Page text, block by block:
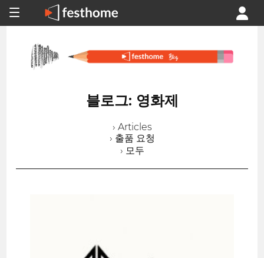
블로그: 영화제
› Articles
› 출품 요청
› 모두